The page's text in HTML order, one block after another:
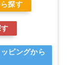
探す
ピングから